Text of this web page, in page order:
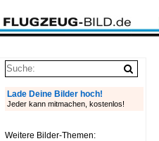
Lade Deine Bilder hoch!
Jeder kann mitmachen, kostenlos!
Weitere Bilder-Themen: